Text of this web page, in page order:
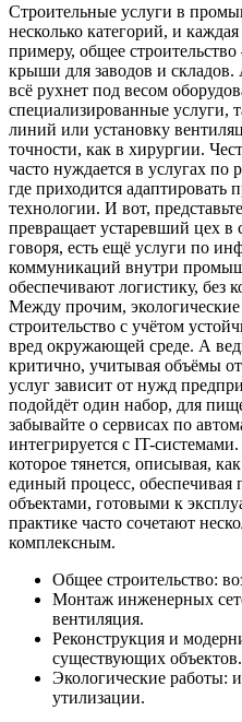
Строительные услуги в
несколько категорий, и
примеру, общее
крыши для заводов и складов.
всё рухнет под весом
специализированные услуги,
линий или установку
точности, как в хирургии.
часто нуждается в услугах по
где приходится адаптировать
технологии. И вот,
превращает устаревший цех
говоря, есть ещё услуги по
коммуникаций внутри
обеспечивают логистику, без
Между прочим,
строительство с учётом
вред окружающей среде. А
критично, учитывая объёмы
услуг зависит от нужд
подойдёт один набор, для
забывайте о сервисах по
интегрируется с IT-
которое тянется, описывая,
единый процесс,
объектами, готовыми к
практике часто сочетают
комплексным.
Общее строительство:
Монтаж инженерных
вентиляция.
Реконструкция и
существующих объектов.
Экологические работы:
утилизации.